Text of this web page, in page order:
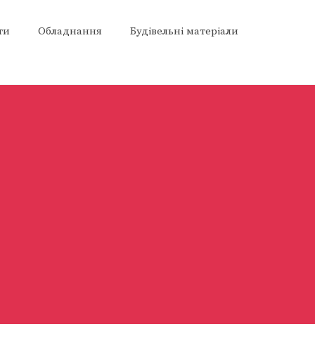
Обладнання Будівельні матеріали